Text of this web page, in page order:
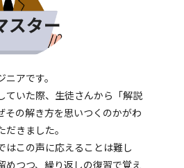
アです。
ていた際、生徒さんから「解説
その解き方を思いつくのかがわ
きました。
はこの声に応えることは難し
めつつ、繰り返しの復習で覚え